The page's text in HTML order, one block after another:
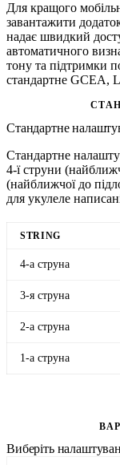
Для кращого
завантажити
надає швидкий
автоматичного
тону та підтримки
стандартне GCEA,
Стандартне
Стандартне
4-ї струни
(найближчої до
для укулеле
STRING
4-а струна
3-я струна
2-а струна
1-а струна
Виберіть